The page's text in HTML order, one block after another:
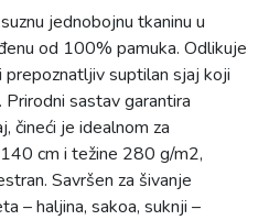
jednobojnu tkaninu u
od 100% pamuka. Odlikuje
prepoznatljiv suptilan sjaj koji
sastav garantira
čineći je idealnom za
cm i težine 280 g/m2,
Savršen za šivanje
– haljina, sakoa, suknji –